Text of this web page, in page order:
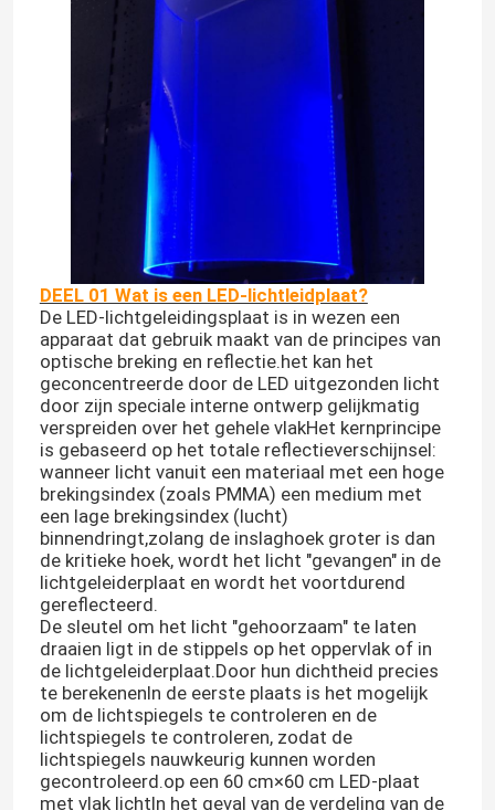
DEEL 01 Wat is een LED-lichtleidplaat?
De LED-lichtgeleidingsplaat is in wezen een
apparaat dat gebruik maakt van de principes van
optische breking en reflectie.het kan het
geconcentreerde door de LED uitgezonden licht
door zijn speciale interne ontwerp gelijkmatig
verspreiden over het gehele vlakHet kernprincipe
is gebaseerd op het totale reflectieverschijnsel:
wanneer licht vanuit een materiaal met een hoge
brekingsindex (zoals PMMA) een medium met
een lage brekingsindex (lucht)
binnendringt,zolang de inslaghoek groter is dan
de kritieke hoek, wordt het licht "gevangen" in de
lichtgeleiderplaat en wordt het voortdurend
gereflecteerd.
De sleutel om het licht "gehoorzaam" te laten
draaien ligt in de stippels op het oppervlak of in
de lichtgeleiderplaat.Door hun dichtheid precies
te berekenenIn de eerste plaats is het mogelijk
om de lichtspiegels te controleren en de
lichtspiegels te controleren, zodat de
lichtspiegels nauwkeurig kunnen worden
gecontroleerd.op een 60 cm×60 cm LED-plaat
met vlak lichtIn het geval van de verdeling van de